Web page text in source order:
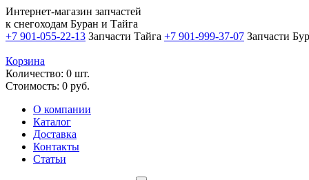
Интернет-магазин запчастей
к снегоходам Буран и Тайга
+7 901-055-22-13 Запчасти Тайга +7 901-999-37-07 Запчасти
Корзина
Количество: 0 шт.
Стоимость: 0 руб.
О компании
Каталог
Доставка
Контакты
Статьи